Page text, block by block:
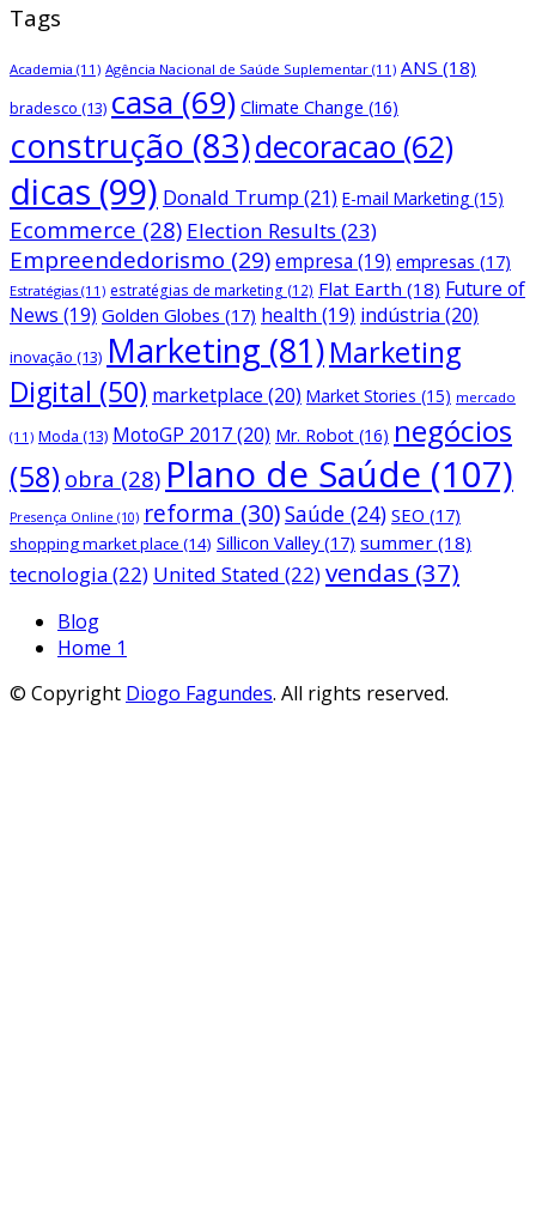
Tags
Academia (11) Agência Nacional de Saúde Suplementar (11) ANS (18)
bradesco (13) casa (69) Climate Change (16)
construção (83)decoracao (62)
dicas (99) Donald Trump (21) E-mail Marketing (15)
Ecommerce (28) Election Results (23)
Empreendedorismo (29)empresa (19) empresas (17)
Estratégias (11) estratégias de marketing (12) Flat Earth (18) Future of
News (19) Golden Globes (17) health (19) indústria (20)
inovação (13) Marketing (81)Marketing
Digital (50) marketplace (20) Market Stories (15) mercado
(11) Moda (13) MotoGP 2017(20) Mr. Robot (16) negócios
(58) obra (28) Plano de Saúde (107)
Presença Online (10) reforma (30)Saúde (24) SEO (17)
shopping market place (14) Sillicon Valley(17) summer (18)
tecnologia(22) United Stated (22) vendas (37)
Blog
Home 1
© Copyright Diogo Fagundes. All rights reserved.